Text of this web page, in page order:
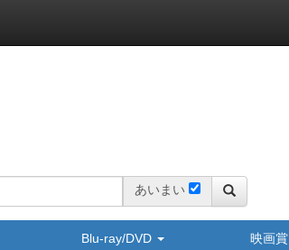
あいまい
Blu-ray/DVD 映画賞